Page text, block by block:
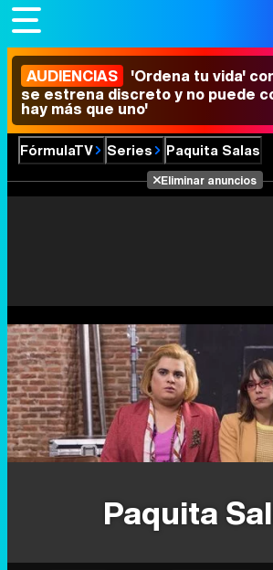
AUDIENCIAS 'Ordena tu vida'
se estrena discreto y no puede
hay más que uno'
FórmulaTV Series Paquita Salas
Eliminar anuncios
Paquita